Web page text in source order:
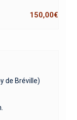
150,00€
de Bréville)